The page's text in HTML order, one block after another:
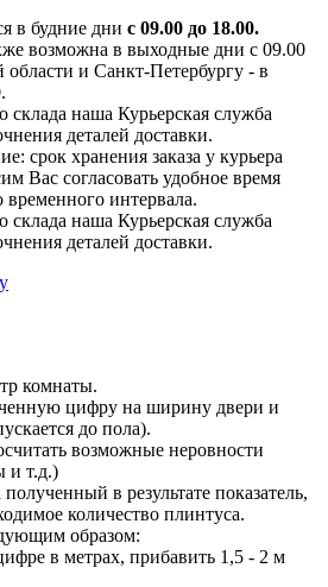
в будние дни с 09.00 до 18.00.
возможна в выходные дни с 09.00
и Санкт-Петербургу - в
склада наша Курьерская служба
деталей доставки.
срок хранения заказа у курьера
Вас согласовать удобное время
временного интервала.
склада наша Курьерская служба
деталей доставки.
комнаты.
цифру на ширину двери и
до пола).
возможные неровности
и т.д.)
в результате показатель,
количество плинтуса.
образом:
в метрах, прибавить 1,5 - 2 м